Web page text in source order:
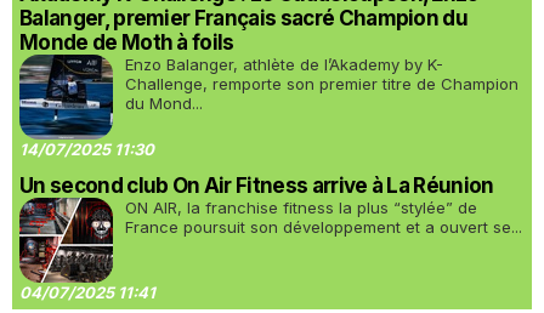
Balanger, premier Français sacré Champion du
Monde de Moth à foils
Enzo Balanger, athlète de l’Akademy by K-
Challenge, remporte son premier titre de Champion
du Mond...
14/07/2025 11:30
Un second club On Air Fitness arrive à La Réunion
ON AIR, la franchise fitness la plus “stylée” de
France poursuit son développement et a ouvert se...
04/07/2025 11:41